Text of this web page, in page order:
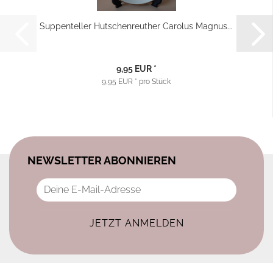
Suppenteller Hutschenreuther Carolus Magnus...
9,95 EUR *
9,95 EUR * pro Stück
NEWSLETTER ABONNIEREN